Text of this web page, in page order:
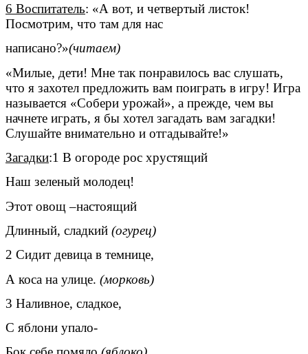
6 Воспитатель: «А вот, и четвертый листок!
Посмотрим, что там для нас
написано?»(читаем)
«Милые, дети! Мне так понравилось вас слушать,
что я захотел предложить вам поиграть в игру! Игра
называется «Собери урожай», а прежде, чем вы
начнете играть, я бы хотел загадать вам загадки!
Слушайте внимательно и отгадывайте!»
Загадки:1 В огороде рос хрустящий
Наш зеленый молодец!
Этот овощ –настоящий
Длинный, сладкий (огурец)
2 Сидит девица в темнице,
А коса на улице. (морковь)
3 Наливное, сладкое,
С яблони упало-